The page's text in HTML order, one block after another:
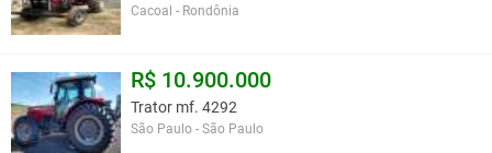
Cacoal - Rondônia
R$ 10.900.000
Trator mf. 4292
São Paulo - São Paulo